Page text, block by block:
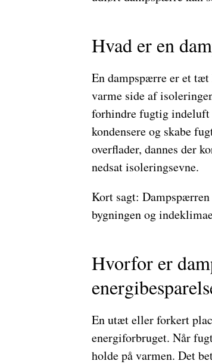
Hvad er en
En dampspærre er et
varme side af
forhindre fugtig
kondensere og skabe
overflader, dannes der
nedsat isoleringsevne.
Kort sagt:
bygningen og
Hvorfor er
En utæt eller forkert
energiforbruget. Når
holde på varmen. Det